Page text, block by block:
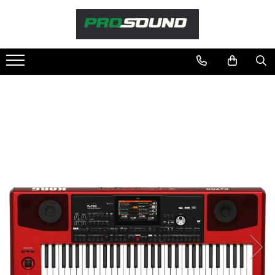
Sonorizare / PA
Monitorizare In-Ear
Pickup-uri, platane & accesorii
Playere si Recordere
Procesoare si efecte
Shockmount